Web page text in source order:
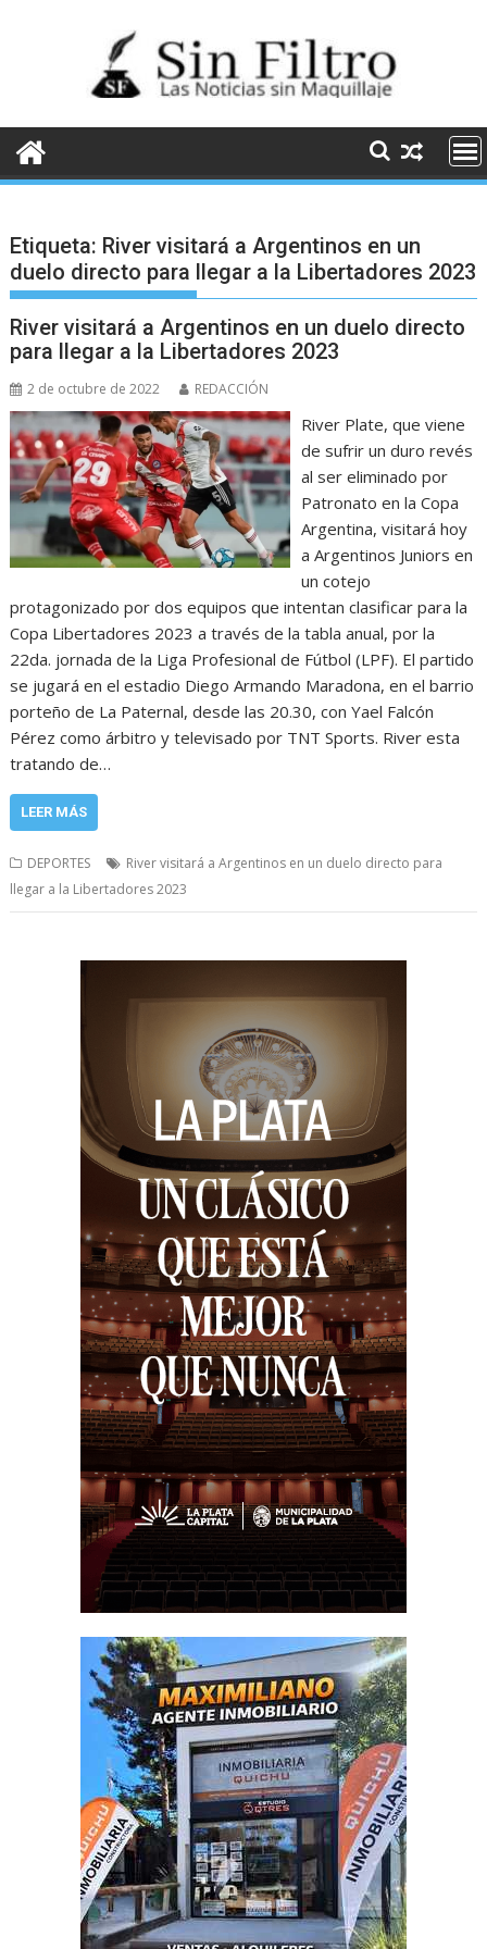
Etiqueta: River visitará a Argentinos en un
duelo directo para llegar a la Libertadores 2023
River visitará a Argentinos en un duelo directo
para llegar a la Libertadores 2023
2 de octubre de 2022 REDACCIÓN
River Plate, que viene
de sufrir un duro revés
al ser eliminado por
Patronato en la Copa
Argentina, visitará hoy
a Argentinos Juniors en
un cotejo
protagonizado por dos equipos que intentan clasificar para la
Copa Libertadores 2023 a través de la tabla anual, por la
22da. jornada de la Liga Profesional de Fútbol (LPF). El partido
se jugará en el estadio Diego Armando Maradona, en el barrio
porteño de La Paternal, desde las 20.30, con Yael Falcón
Pérez como árbitro y televisado por TNT Sports. River esta
tratando de…
LEER MÁS
DEPORTES
River visitará a Argentinos en un duelo directo para
llegar a la Libertadores 2023